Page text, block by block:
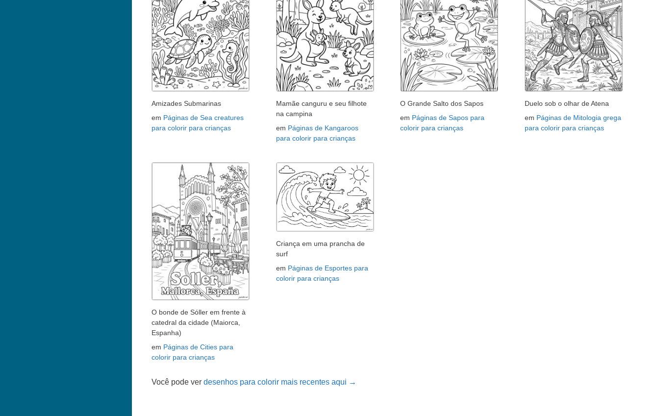
Amizades Submarinas
em Páginas de Sea creatures
para colorir para crianças
Mamãe canguru e seu filhote
na campina
em Páginas de Kangaroos
para colorir para crianças
O Grande Salto dos Sapos
em Páginas de Sapos para
colorir para crianças
Duelo sob o olhar de Atena
em Páginas de Mitologia grega
para colorir para crianças
O bonde de Sóller em frente à
catedral da cidade (Maiorca,
Espanha)
em Páginas de Cities para
colorir para crianças
Criança em uma prancha de
surf
em Páginas de Esportes para
colorir para crianças
Você pode ver desenhos para colorir mais recentes aqui →